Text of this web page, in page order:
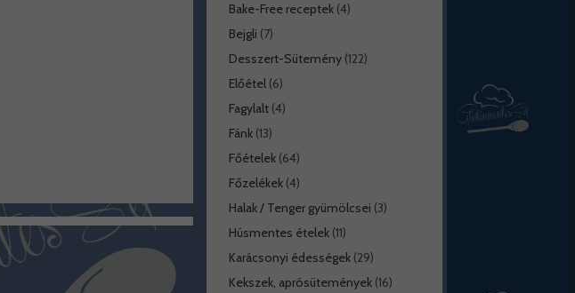
Bake-Free receptek(4)
Bejgli (7)
Desszert-Sütemény(122)
Előétel(6)
Fagylalt(4)
Fánk(13)
Főételek(64)
Főzelékek(4)
Halak / Tenger gyümölcsei (3)
Húsmentes ételek(11)
Karácsonyi édességek(29)
Kekszek, aprósütemények(16)